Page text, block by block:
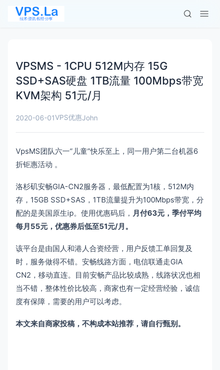
VPSMS - 1CPU 512M内存 15G
SSD+SAS硬盘 1TB流量 100Mbps带宽
KVM架构 51元/月
2020-06-01VPS优惠John
VpsMS团队六一“儿童”快乐至上，同一用户第二台机器6
折钜惠活动 。
洛杉矶安畅GIA-CN2服务器，最低配置为1核，512M内
存，15GB SSD+SAS，1TB流量提升为100Mbps带宽，分
配的是美国原生ip。使用优惠码后， 月付63元，季付平均
每月55元，优惠券后低至51元/月。
该平台是由国人和港人合资经营，用户反馈工单回复及
时，服务做得不错。安畅线路方面，电信联通走GIA
CN2，移动直连。目前安畅产品比较成熟，线路状况也相
当不错，整体性价比较高，商家也有一定经营经验，诚信
度有保障，需要的用户可以考虑。
本文来自商家投稿，不构成本站推荐，请自行甄别。